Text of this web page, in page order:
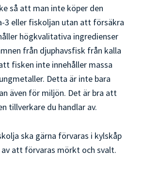
så att man inte köper den
3 eller fiskoljan utan att försäkra
högkvalitativa ingredienser
från djuphavsfisk från kalla
fisken inte innehåller massa
Detta är inte bara
även för miljön. Det är bra att
tillverkare du handlar av.
ska gärna förvaras i kylskåp
att förvaras mörkt och svalt.